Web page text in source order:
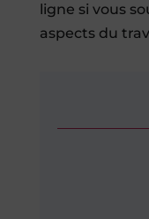
ligne si vous
aspects du